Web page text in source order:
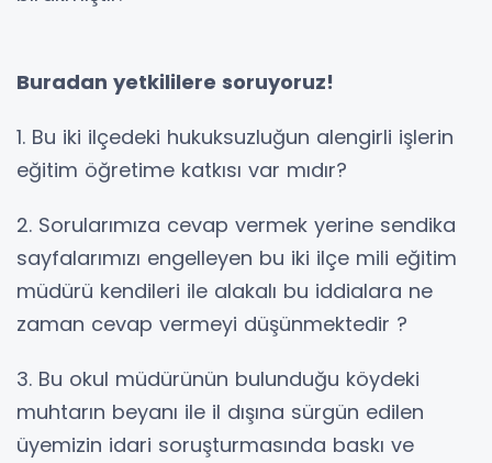
Buradan yetkililere soruyoruz!
1. Bu iki ilçedeki hukuksuzluğun alengirli işlerin
eğitim öğretime katkısı var mıdır?
2. Sorularımıza cevap vermek yerine sendika
sayfalarımızı engelleyen bu iki ilçe mili eğitim
müdürü kendileri ile alakalı bu iddialara ne
zaman cevap vermeyi düşünmektedir ?
3. Bu okul müdürünün bulunduğu köydeki
muhtarın beyanı ile il dışına sürgün edilen
üyemizin idari soruşturmasında baskı ve